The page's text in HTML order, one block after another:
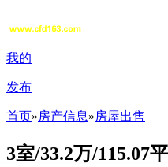
我的
发布
首页»房产信息»房屋出售
3室/33.2万/115.07